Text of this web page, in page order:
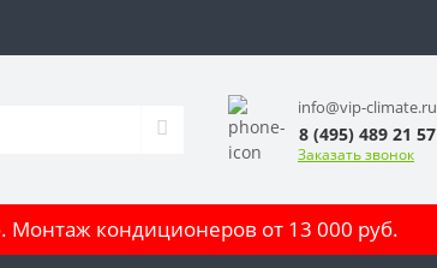
info@vip-climate.ru
8 (495) 489 21 57
Заказать звонок
кондиционеров от 13 000 руб.